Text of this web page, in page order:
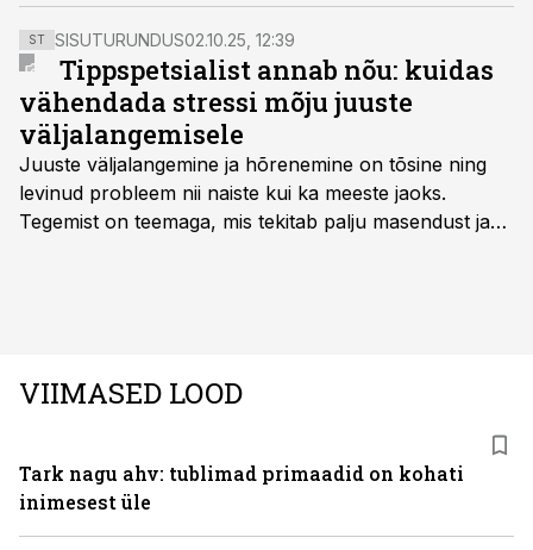
ST SISUTURUNDUS02.10.25, 12:39
Tippspetsialist annab nõu: kuidas
vähendada stressi mõju juuste
väljalangemisele
Juuste väljalangemine ja hõrenemine on tõsine ning
levinud probleem nii naiste kui ka meeste jaoks.
Tegemist on teemaga, mis tekitab palju masendust ja
VIIMASED LOOD
Tark nagu ahv: tublimad primaadid on kohati
inimesest üle